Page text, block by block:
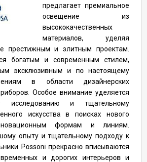
предлагает премиальное
освещение из
высококачественных
материалов, уделяя
престижным и элитным проектам.
богатым и современным стилем,
эксклюзивным и по настоящему
в области дизайнерских
Особое внимание уделяется
исследованию и тщательному
искусства в поисках нового
формам и линиям.
опыту и тщательному подходу к
Possoni прекрасно вписываются
и дорогих интерьеров и